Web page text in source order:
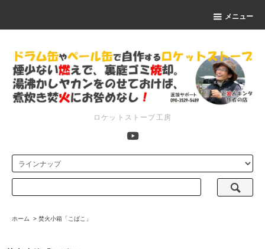
メニュー
ロケットストーブ工房
ホーム > 焚火小箱「こばこ」